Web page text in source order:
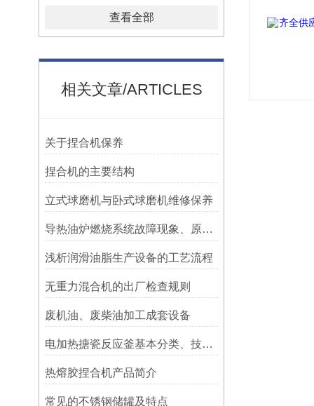
查看全部
相关文章/ARTICLES
关于捏合机保养
捏合机的主要结构
立式球磨机与卧式球磨机维修保养
导热油炉燃烧系统故障现象、原因以及拍排除方法简介
浅析润滑油脂生产设备的工艺流程
无重力混合机的出厂检查规则
废机油、废柴油加工成套设备
电加热搪瓷反应釜基本分类、技术参数
热熔胶捏合机产品简介
常见的不锈钢储罐及特点